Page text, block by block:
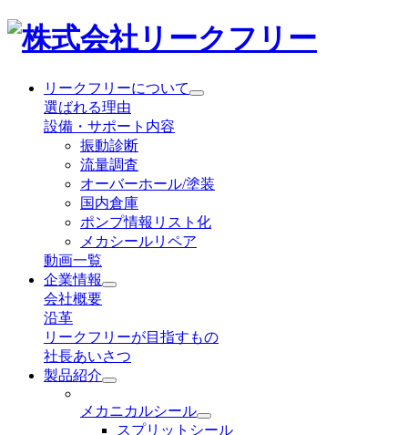
リークフリーについて
選ばれる理由
設備・サポート内容
振動診断
流量調査
オーバーホール/塗装
国内倉庫
ポンプ情報リスト化
メカシールリペア
動画一覧
企業情報
会社概要
沿革
リークフリーが目指すもの
社長あいさつ
製品紹介
メカニカルシール
スプリットシール